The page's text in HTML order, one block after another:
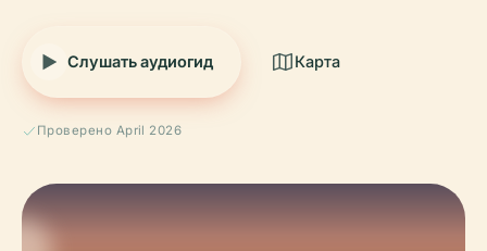
Слушать аудиогид Карта
Проверено April 2026